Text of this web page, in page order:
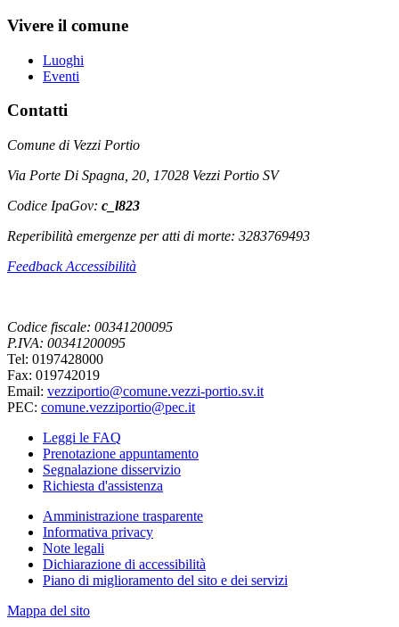
Vivere il comune
Luoghi
Eventi
Contatti
Comune di Vezzi Portio
Via Porte Di Spagna, 20, 17028 Vezzi Portio SV
Codice IpaGov: c_l823
Reperibilità emergenze per atti di morte: 3283769493
Feedback Accessibilità
Codice fiscale: 00341200095
P.IVA: 00341200095
Tel: 0197428000
Fax: 019742019
Email: vezziportio@comune.vezzi-portio.sv.it
PEC: comune.vezziportio@pec.it
Leggi le FAQ
Prenotazione appuntamento
Segnalazione disservizio
Richiesta d'assistenza
Amministrazione trasparente
Informativa privacy
Note legali
Dichiarazione di accessibilità
Piano di miglioramento del sito e dei servizi
Mappa del sito